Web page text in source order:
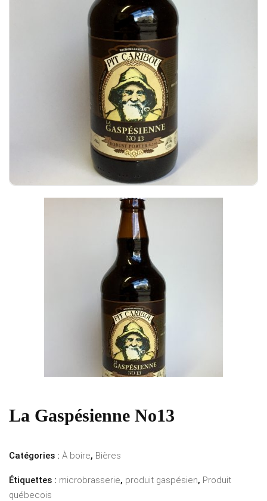
La Gaspésienne No13
Catégories : À boire, Bières
Étiquettes : microbrasserie, produit gaspésien, Produit
québecois